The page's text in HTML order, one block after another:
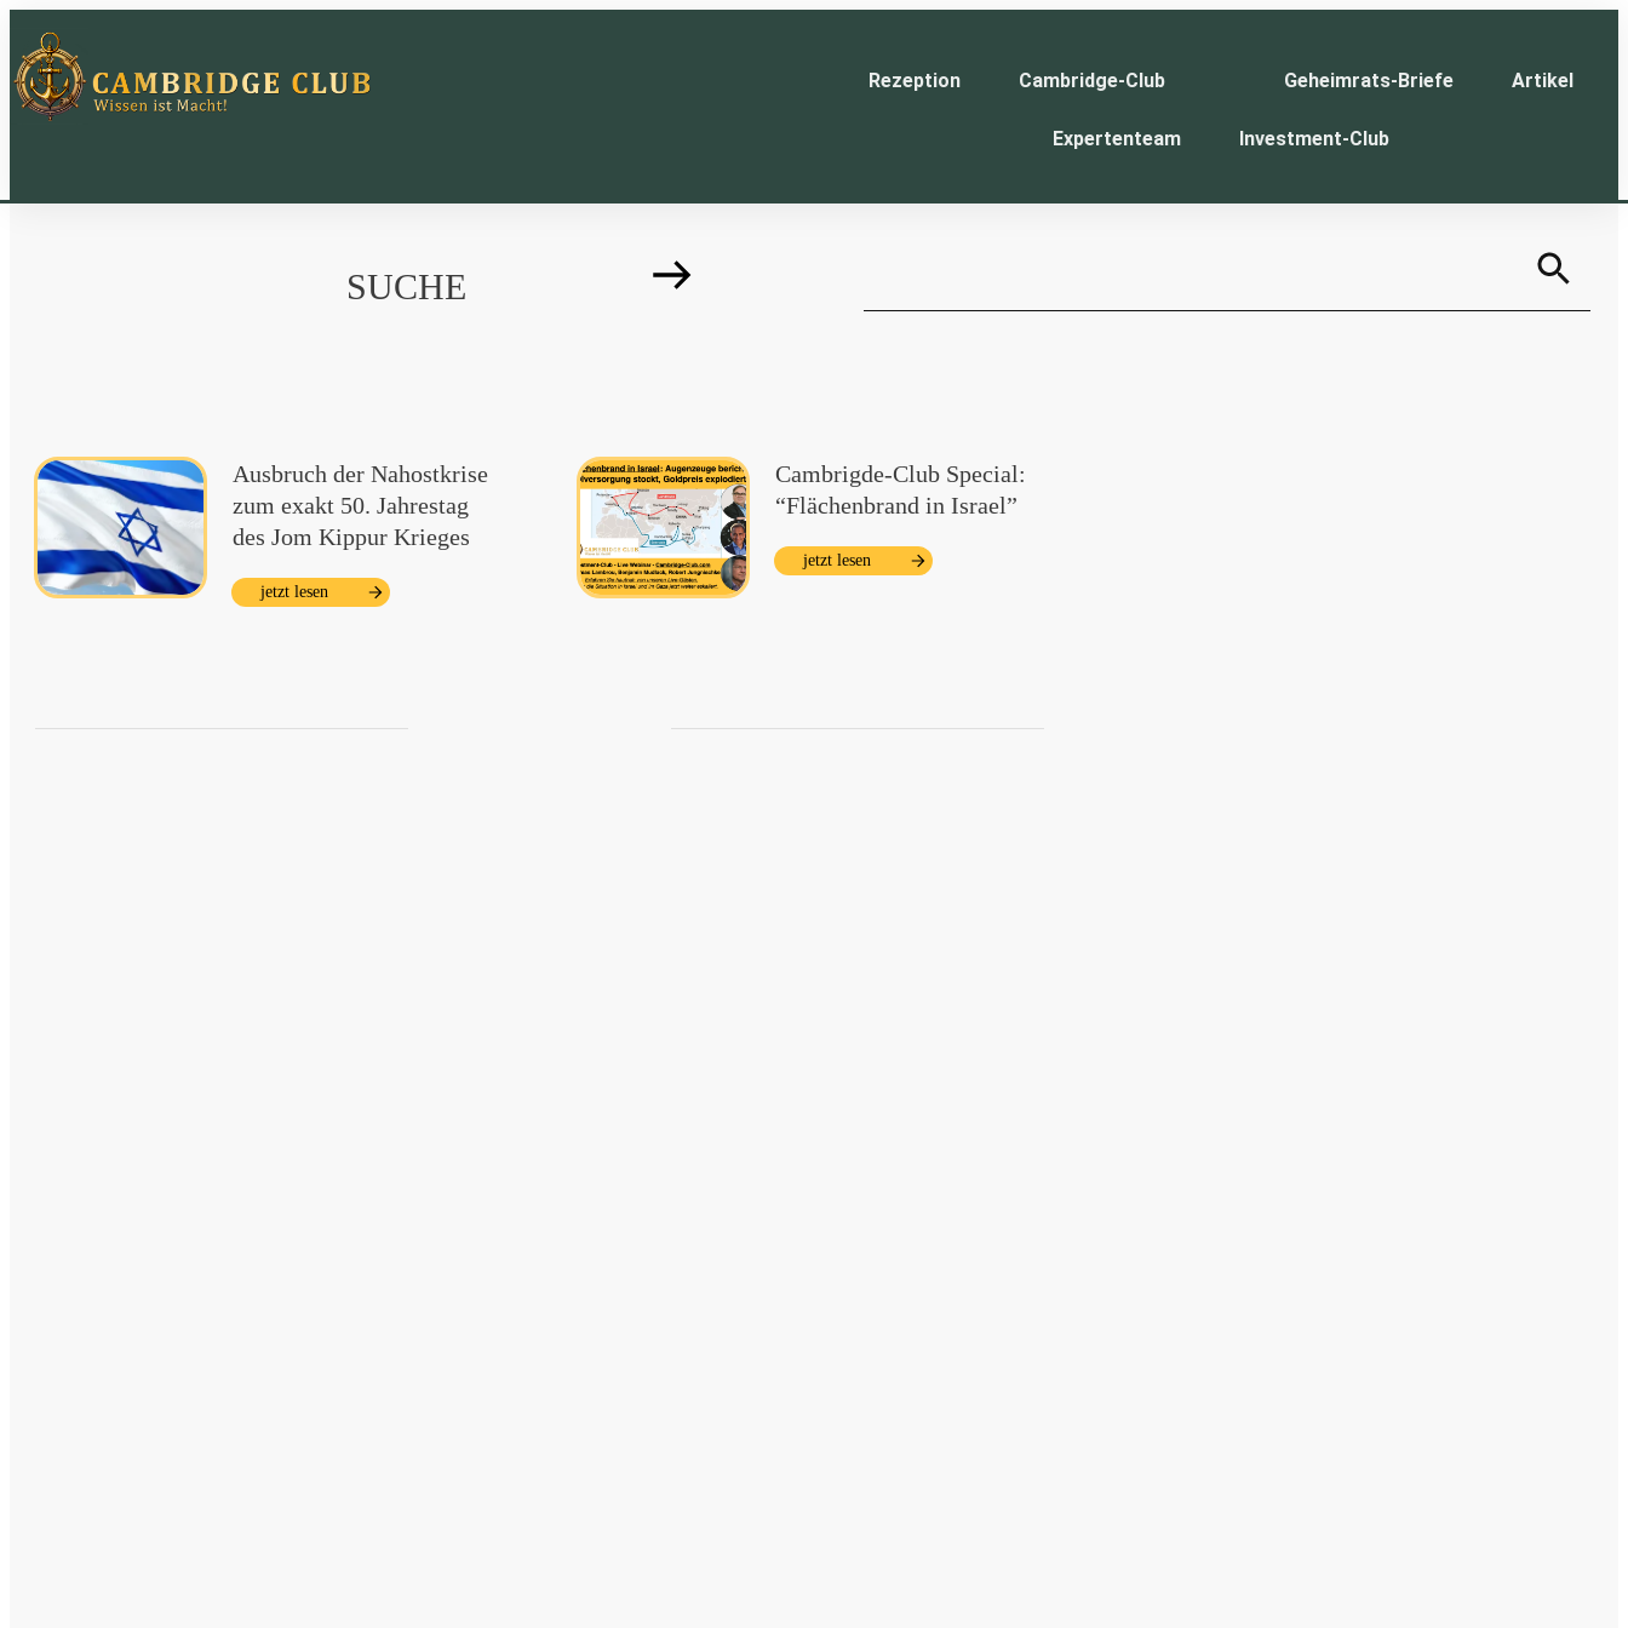
Rezeption Cambridge-Club Geheimrats-Briefe Artikel
Expertenteam Investment-Club
SUCHE
Ausbruch der Nahostkrise
zum exakt 50. Jahrestag
des Jom Kippur Krieges
jetzt lesen
Cambrigde-Club Special:
“Flächenbrand in Israel”
jetzt lesen